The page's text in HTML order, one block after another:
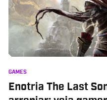
GAMES
Enotria The Last